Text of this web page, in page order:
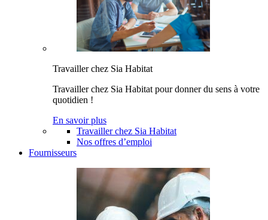
Travailler chez Sia Habitat
Travailler chez Sia Habitat pour donner du sens à votre
quotidien !
En savoir plus
Travailler chez Sia Habitat
Nos offres d’emploi
Fournisseurs